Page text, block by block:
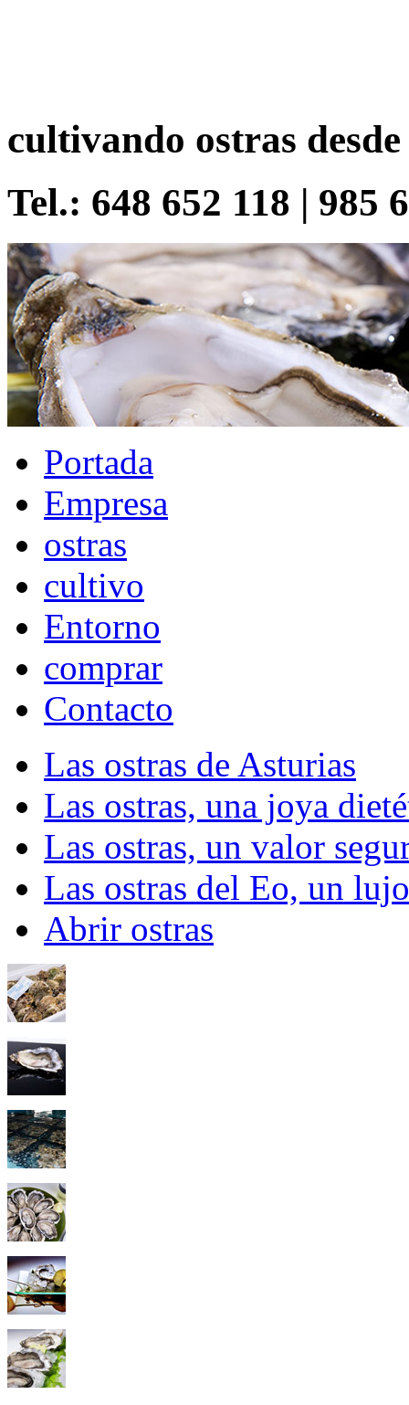
cultivando ostras desde
Tel.: 648 652 118 | 985
Portada
Empresa
ostras
cultivo
Entorno
comprar
Contacto
Las ostras de Asturias
Las ostras, una joya
Las ostras, un valor
Las ostras del Eo, un
Abrir ostras